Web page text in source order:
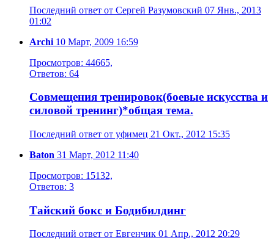
Последний ответ от Сергей Разумовский 07 Янв., 2013
01:02
Archi 10 Март, 2009 16:59
Просмотров: 44665,
Ответов: 64
Совмещения тренировок(боевые искусства и
силовой тренинг)*общая тема.
Последний ответ от уфимец 21 Окт., 2012 15:35
Baton 31 Март, 2012 11:40
Просмотров: 15132,
Ответов: 3
Тайский бокс и Бодибилдинг
Последний ответ от Евгенчик 01 Апр., 2012 20:29